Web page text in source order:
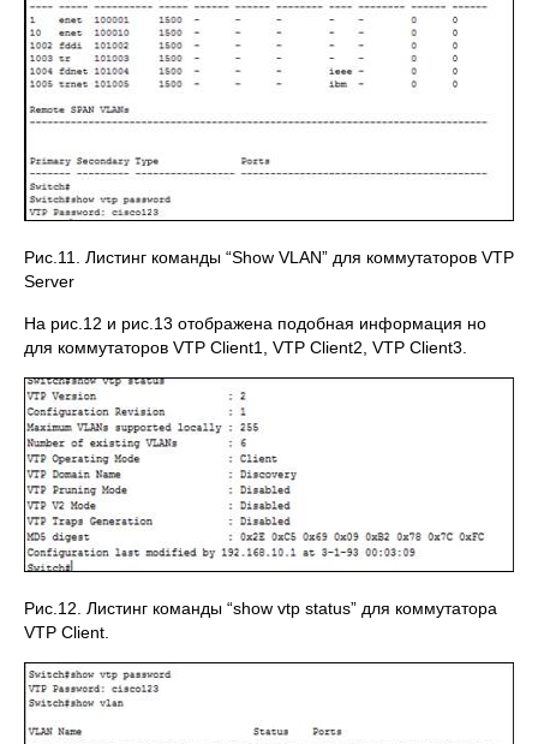
Рис.11. Листинг команды “Show VLAN” для коммутаторов VTP
Server
На рис.12 и рис.13 отображена подобная информация но
для коммутаторов VTP Client1, VTP Client2, VTP Client3.
Рис.12. Листинг команды “show vtp status” для коммутатора
VTP Client.